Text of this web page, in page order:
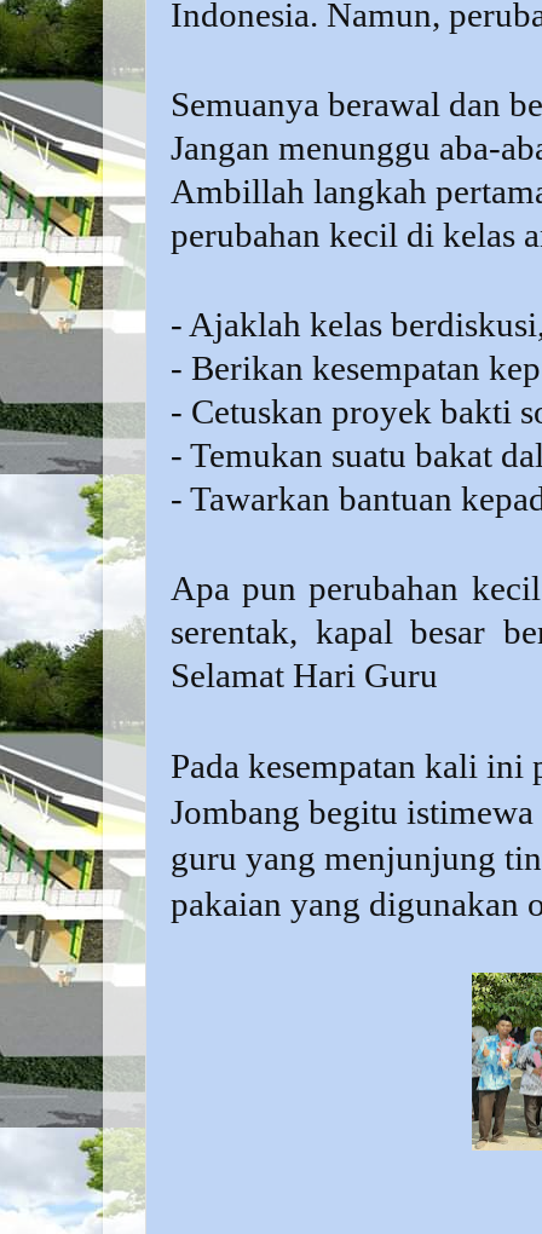
Indonesia. Namun,
Semuanya berawal dan
Jangan menunggu aba-
Ambillah langkah
perubahan kecil di kelas
- Ajaklah kelas
- Berikan kesempatan
- Cetuskan proyek bakti
- Temukan suatu bakat
- Tawarkan bantuan
Apa pun perubahan
serentak, kapal besar
Selamat Hari Guru
Pada kesempatan kali
Jombang begitu istimewa
guru yang menjunjung
pakaian yang digunakan